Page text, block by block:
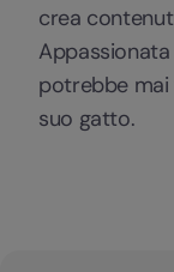
crea
potrebbe mai
suo gatto.